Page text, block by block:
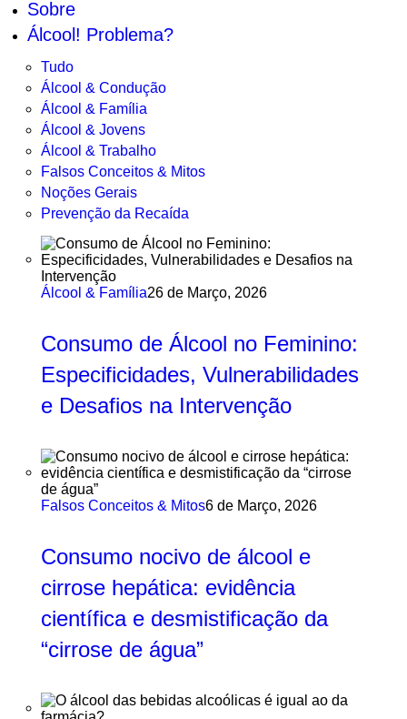
Sobre
Álcool! Problema?
Tudo
Álcool & Condução
Álcool & Família
Álcool & Jovens
Álcool & Trabalho
Falsos Conceitos & Mitos
Noções Gerais
Prevenção da Recaída
Álcool & Família26 de Março, 2026
Consumo de Álcool no Feminino:
Especificidades, Vulnerabilidades
e Desafios na Intervenção
Falsos Conceitos & Mitos6 de Março, 2026
Consumo nocivo de álcool e
cirrose hepática: evidência
científica e desmistificação da
“cirrose de água”